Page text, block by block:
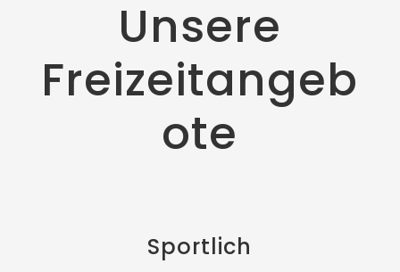
Unsere
Freizeitangeb
ote
Sportlich